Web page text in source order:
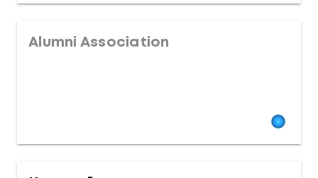
Alumni Association